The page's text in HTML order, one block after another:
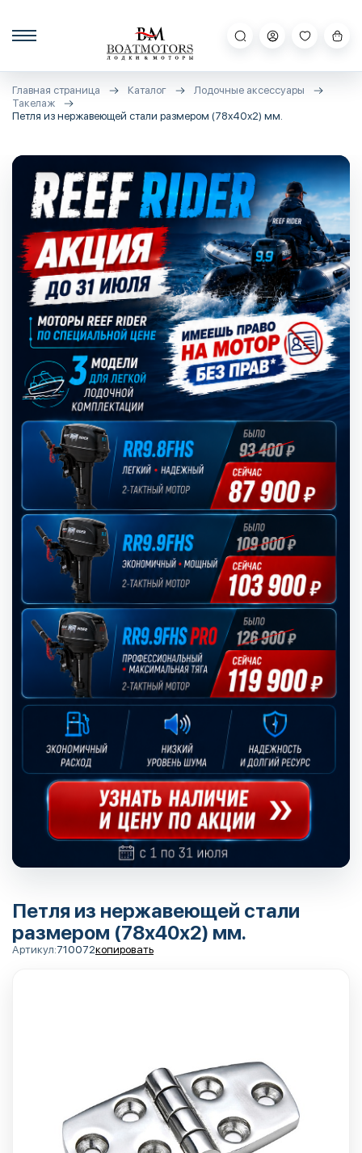
Главная страница Каталог
Лодочные аксессуары
Такелаж
Петля из нержавеющей стали размером (78х40х2) мм.
Петля из нержавеющей стали
размером (78х40х2) мм.
Артикул:710072копировать